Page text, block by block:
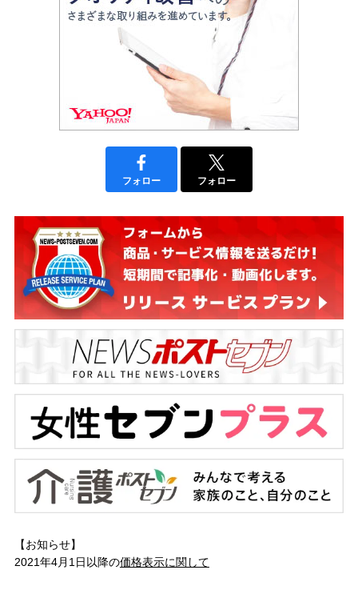
フォロー フォロー
【お知らせ】
2021年4月1日以降の価格表示に関して